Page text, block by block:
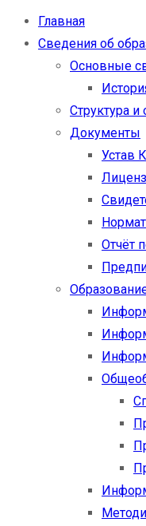
Главная
Сведения об
Основные
Структура
Документы
Устав
Отчёт